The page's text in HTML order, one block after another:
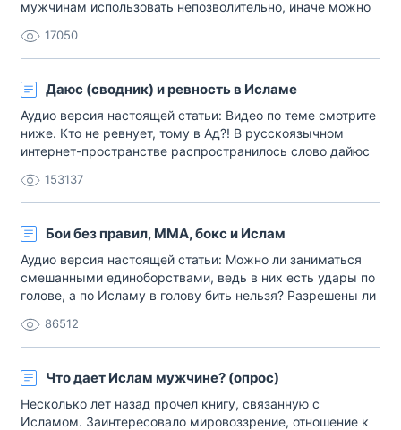
мужчинам использовать непозволительно, иначе можно
согласно изречению пророка Мухаммада, запрещено.
Известно, что уподобляться (преднамеренно!)
противоположному полу в том, что присуще
исключительно ему,[…]
17050
Даюс (сводник) и ревность в Исламе
Аудио версия настоящей статьи: Видео по теме смотрите
ниже. Кто не ревнует, тому в Ад?! В русскоязычном
интернет-пространстве распространилось слово дайюс
должен ревновать свою жену, иначе он попадет в Ад. Я
несколько раз столкнулся именно с таким практическим
выводом интернет-[…]
153137
Бои без правил, MMA, бокс и Ислам
Аудио версия настоящей статьи: Можно ли заниматься
смешанными единоборствами, ведь в них есть удары по
голове, а по Исламу в голову бить нельзя? Разрешены ли
мусульманских канонов (Корана и Сунны) относиться к
боям без правил (ММА), что очень популярно сегодня,
особенно среди мусульманской моло[…]
86512
Что дает Ислам мужчине? (опрос)
Несколько лет назад прочел книгу, связанную с
Исламом. Заинтересовало мировоззрение, отношение к